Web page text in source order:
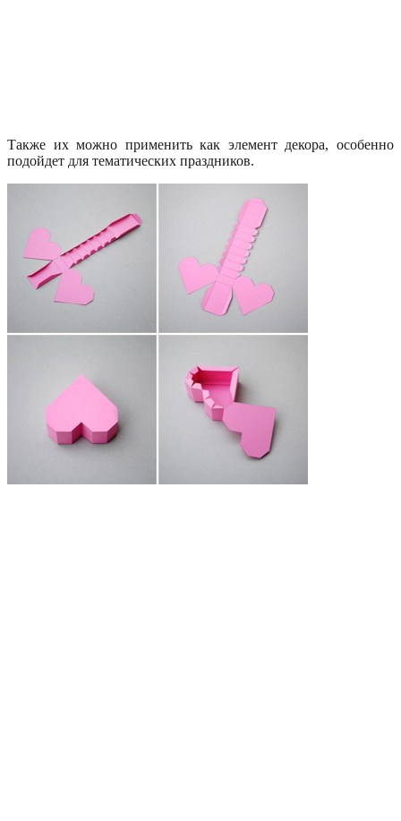
Также их можно применить как элемент декора, особенно
подойдет для тематических праздников.